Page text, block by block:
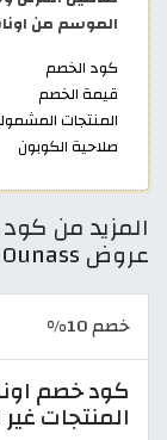
الموسم من اوناس
كود الخصم
قيمة الخصم
المنتجات
صلاحية الكوبون
عروض Ounass لغاية 50%
خصم 10%
المنتجات